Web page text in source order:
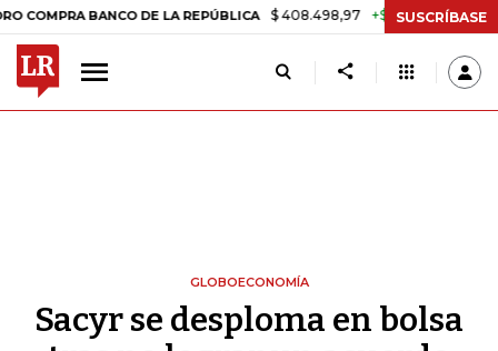
BANCO DE LA REPÚBLICA $ 408.498,97 +$ 8.753,81 +2,19%
SUSCRÍBASE
GLOBOECONOMÍA
Sacyr se desploma en bolsa